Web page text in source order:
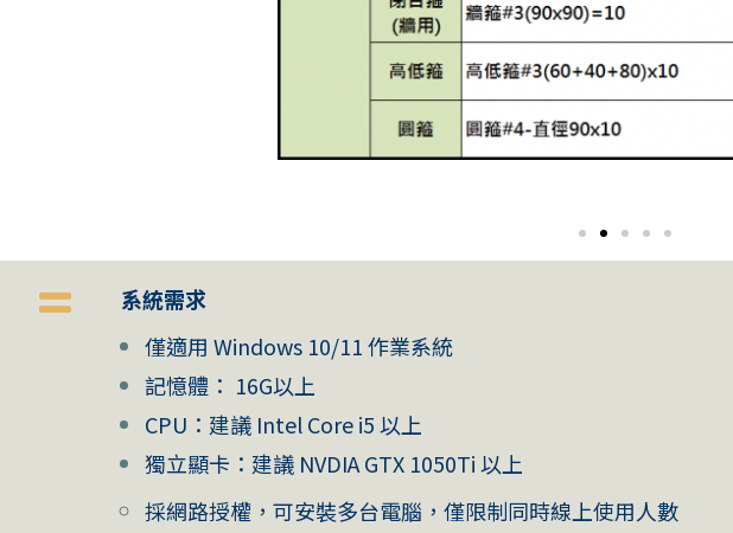
系統需求
僅適用 Windows 10/11 作業系統
記憶體： 16G以上
CPU：建議 Intel Core i5 以上
獨立顯卡：建議 NVDIA GTX 1050Ti 以上
採網路授權，可安裝多台電腦，僅限制同時線上使用人數